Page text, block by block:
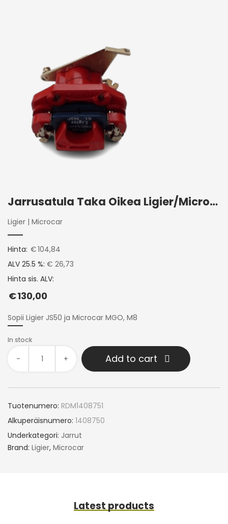
Jarrusatula Taka Oikea Ligier/Microcar
Ligier | Microcar
Hinta: €104,84
ALV 25.5 %: € 26,73
Hinta sis. ALV:
€130,00
Sopii Ligier JS50 ja Microcar MGO, M8
In stock
- + Add to cart
Tuotenumero: RDM1408751
Alkuperäisnumero: 1408750
Underkategori: Jarrut
Brand: Ligier, Microcar
Latest products